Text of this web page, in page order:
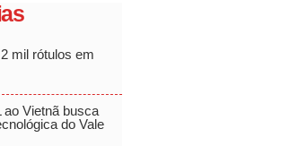
mil rótulos em
Vietnã busca
do Vale